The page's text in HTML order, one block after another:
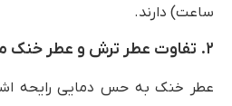
ساعت) دارند.
۲. تفاوت عطر ترش و عطر خنک مردانه چیست؟
عطر خنک به حس دمایی رایحه